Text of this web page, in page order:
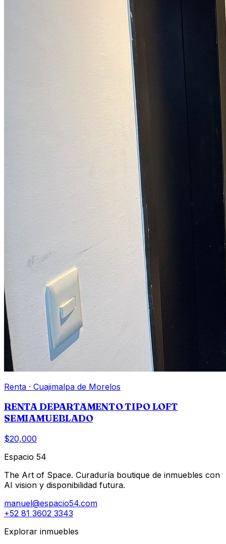
Renta · Cuajimalpa de Morelos
RENTA DEPARTAMENTO TIPO LOFT
SEMIAMUEBLADO
$20,000
Espacio 54
The Art of Space. Curaduría boutique de inmuebles con
AI vision y disponibilidad futura.
manuel@espacio54.com
+52 81 3602 3343
Explorar inmuebles